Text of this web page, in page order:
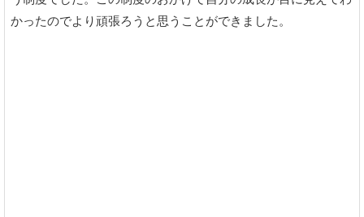
かったのでより頑張ろうと思うことができました。